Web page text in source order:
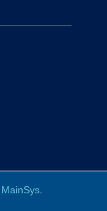
MainSys